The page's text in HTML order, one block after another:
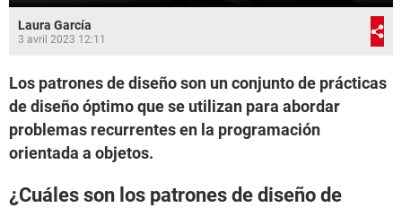
Laura García
3 avril 2023 12:11
Los patrones de diseño son un conjunto de prácticas
de diseño óptimo que se utilizan para abordar
problemas recurrentes en la programación
orientada a objetos.
¿Cuáles son los patrones de diseño de